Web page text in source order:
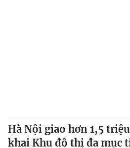
Emagazine
Hà Nội giao hơn 1,5
khai Khu đô thị đa mục